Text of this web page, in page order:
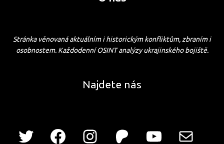
Stránka věnovaná aktuálním i historickým konfliktům, zbraním i
osobnostem. Každodenní OSINT analýzy ukrajinského bojiště.
Najdete nás